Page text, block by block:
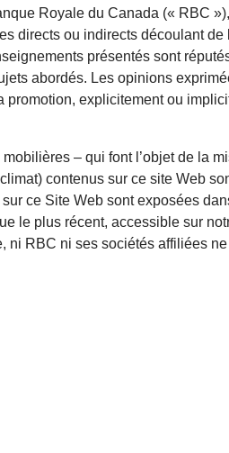
Royale du Canada (« RBC
directs ou indirects découlant
présentés sont
abordés. Les opinions
explicitement ou
– qui font l’objet de la
contenus sur ce site Web
ce Site Web sont exposées
le plus récent, accessible sur
ni RBC ni ses sociétés affiliées